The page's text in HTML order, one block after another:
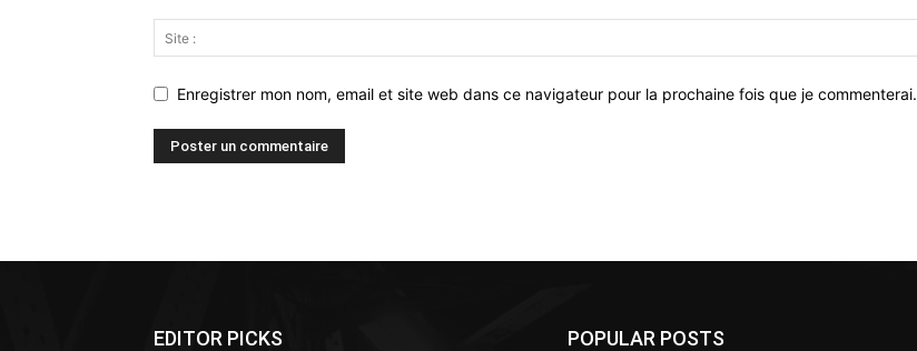
Enregistrer mon nom, email et site web dans ce navigateur pour la prochaine fois que je commenterai.
EDITOR PICKS POPULAR POSTS